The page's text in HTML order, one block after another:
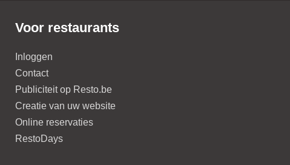
Voor restaurants
Inloggen
Contact
Publiciteit op Resto.be
Creatie van uw website
Online reservaties
RestoDays